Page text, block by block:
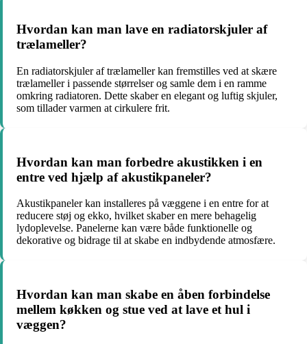
Hvordan kan man lave en radiatorskjuler af
trælameller?
En radiatorskjuler af trælameller kan fremstilles ved at skære
trælameller i passende størrelser og samle dem i en ramme
omkring radiatoren. Dette skaber en elegant og luftig skjuler,
som tillader varmen at cirkulere frit.
Hvordan kan man forbedre akustikken i en
entre ved hjælp af akustikpaneler?
Akustikpaneler kan installeres på væggene i en entre for at
reducere støj og ekko, hvilket skaber en mere behagelig
lydoplevelse. Panelerne kan være både funktionelle og
dekorative og bidrage til at skabe en indbydende atmosfære.
Hvordan kan man skabe en åben forbindelse
mellem køkken og stue ved at lave et hul i
væggen?